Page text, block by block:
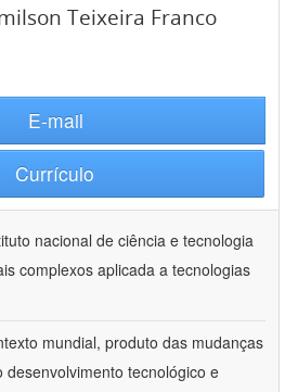
Teixeira Franco
E-mail
Currículo
nacional de ciência e tecnologia
complexos aplicada a tecnologias
mundial, produto das mudanças
desenvolvimento tecnológico e